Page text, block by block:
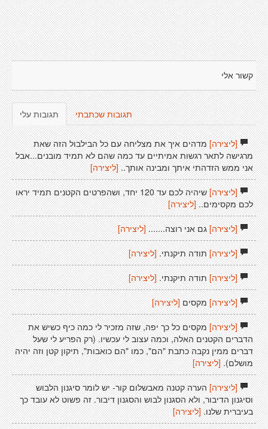
קשור אלי
תגובות עלי תגובות שכתבתי
[ליצירה]מדהים איך את מצליחה עם כל הבילבול הזה שאת
מרגישה לתאר רגשות אמיתיים עד כמה שהם לא תמיד מובנים...אבל
אני ממש הזדהתי איתך ומבינה אותך.. [ליצירה]
[ליצירה]
שיהיה לכם עד 120 יחד, ושהפרטים הקטנים תמיד יראו
לכם מקסימים.. [ליצירה]
[ליצירה]גם אני רוצה....... [ליצירה]
[ליצירה]תודה תיקנתי. [ליצירה]
[ליצירה]תודה תיקנתי. [ליצירה]
[ליצירה]מקסים[ליצירה]
[ליצירה]מקסים כל כך יפה, שזה מזכיר לי כמה כיף כשיש את
הדברים הקטנים האלה, וכמה עצוב לי עכשיו. (רק הפריע לי שעל
דברים ממין נקבה כתבת "הם", כמו "הם כואבות", תיקון קטן וזה יהיה
מושלם). [ליצירה]
[ליצירה]הערה קטנה מאבשלום קור- יש לומר סיגנון הלבוש
וסיגנון הדיבור, ולא הסגנון לבוש והסגנון דיבור. זה פשוט לא עובד כך
בעיברית שלנו. [ליצירה]